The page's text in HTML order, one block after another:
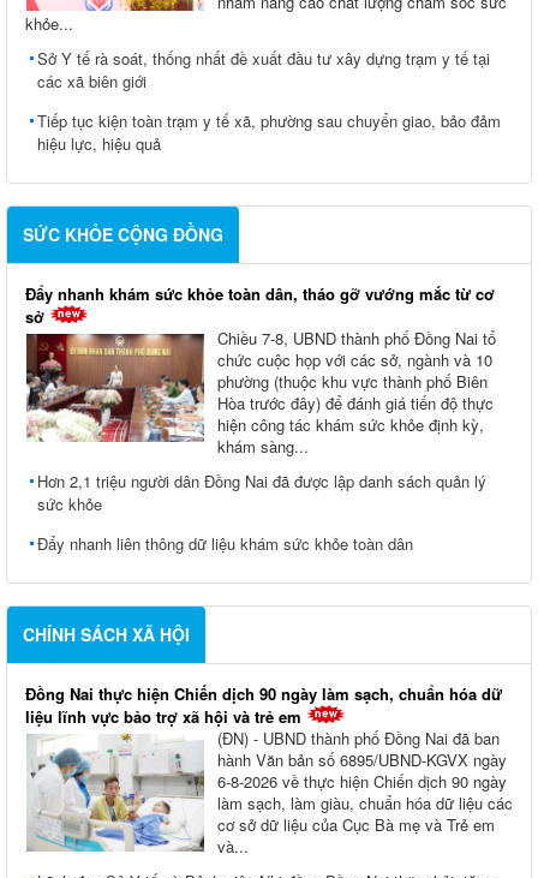
khỏe...
Sở Y tế rà soát, thống nhất đề xuất đầu tư xây dựng trạm y tế tại
các xã biên giới
Tiếp tục kiện toàn trạm y tế xã, phường sau chuyển giao, bảo đảm
hiệu lực, hiệu quả
SỨC KHỎE CỘNG ĐỒNG
Đẩy nhanh khám sức khỏe toàn dân, tháo gỡ vướng mắc từ cơ
sở
Chiều 7-8, UBND thành phố Đồng Nai tổ
chức cuộc họp với các sở, ngành và 10
phường (thuộc khu vực thành phố Biên
Hòa trước đây) để đánh giá tiến độ thực
hiện công tác khám sức khỏe định kỳ,
khám sàng...
Hơn 2,1 triệu người dân Đồng Nai đã được lập danh sách quản lý
sức khỏe
Đẩy nhanh liên thông dữ liệu khám sức khỏe toàn dân
CHÍNH SÁCH XÃ HỘI
Đồng Nai thực hiện Chiến dịch 90 ngày làm sạch, chuẩn hóa dữ
liệu lĩnh vực bảo trợ xã hội và trẻ em
(ĐN) - UBND thành phố Đồng Nai đã ban
hành Văn bản số 6895/UBND-KGVX ngày
6-8-2026 về thực hiện Chiến dịch 90 ngày
làm sạch, làm giàu, chuẩn hóa dữ liệu các
cơ sở dữ liệu của Cục Bà mẹ và Trẻ em
và...